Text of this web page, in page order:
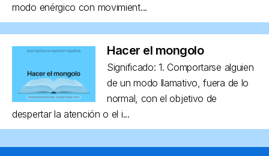
modo enérgico con movimient...
Hacer el mongolo
Significado: 1. Comportarse alguien
de un modo llamativo, fuera de lo
normal, con el objetivo de
despertar la atención o el i...